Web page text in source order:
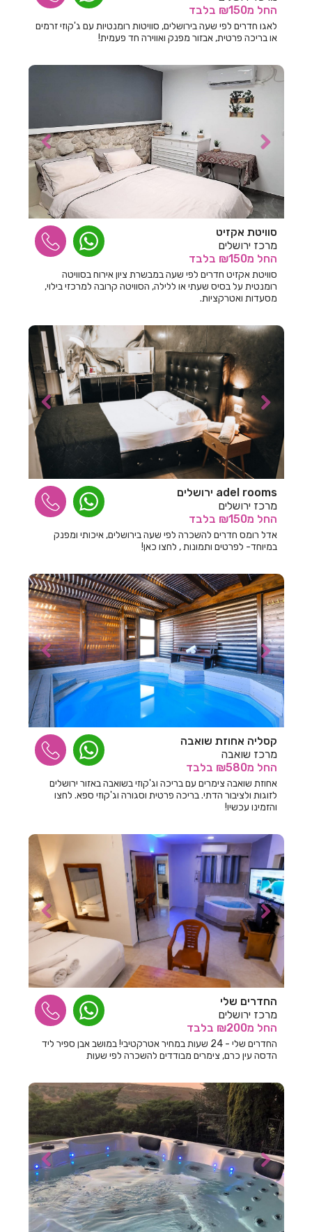
חדרים לפי שעה בכפר יונה
חדרים לפי שעה בכפר סבא
חדרים לפי שעה בכפר קיש
חדרים לפי שעה בכפר שמאי
חדרים לפי שעה בכפר תבור
חדרים לפי שעה בכרכום
חדרים לפי שעה בכרם מהרל
חדרים לפי שעה בכרמי יוסף
חדרים לפי שעה בכרמיאל
חדרים לפי שעה בלוטם
חדרים לפי שעה בלימן
חדרים לפי שעה בלפיד
חדרים לפי שעה בלפידות
חדרים לפי שעה במבוא ביתר
חדרים לפי שעה במבשרת ציון
חדרים לפי שעה במגדים
חדרים לפי שעה במגדל
חדרים לפי שעה במגדל העמק
חדרים לפי שעה במגידו
חדרים לפי שעה במגן שאול
חדרים לפי שעה במדרך עוז
חדרים לפי שעה במודיעין
חדרים לפי שעה במושב אדירים
חדרים לפי שעה במושב אומן
חדרים לפי שעה במושב הודיה
חדרים לפי שעה במושב היוגב
חדרים לפי שעה במושב זכריה
חדרים לפי שעה במושב מיטב
חדרים לפי שעה במושב נועם
חדרים לפי שעה במושב פתחיה
חדרים לפי שעה במושב רחוב
חדרים לפי שעה במזכרת בתיה
חדרים לפי שעה במטולה
חדרים לפי שעה במיתר
חדרים לפי שעה במנות
חדרים לפי שעה במנחמיה
חדרים לפי שעה במסד
חדרים לפי שעה במסילת ציון
חדרים לפי שעה במסלול
חדרים לפי שעה במעונה
חדרים לפי שעה במעיליא
חדרים לפי שעה במעלה אדומים
חדרים לפי שעה במעלה גמלא
החל מ₪150 בלבד
לאגו חדרים לפי שעה בירושלים, סוויטות רומנטיות עם ג'קוזי זרמים
או בריכה פרטית, אבזור מפנק ואווירה חד פעמית!
סוויטת אקזיט
מרכז ירושלים
החל מ₪150 בלבד
סוויטת אקזיט חדרים לפי שעה במבשרת ציון אירוח בסוויטה
רומנטית על בסיס שעתי או ללילה, הסוויטה קרובה למרכזי בילוי,
מסעדות ואטרקציות.
adel rooms ירושלים
מרכז ירושלים
החל מ₪150 בלבד
אדל רומס חדרים להשכרה לפי שעה בירושלים, איכותי ומפנק
במיוחד- לפרטים ותמונות , לחצו כאן!
קסליה אחוזת שואבה
מרכז שואבה
החל מ₪580 בלבד
אחוזת שואבה צימרים עם בריכה וג'קוזי בשואבה באזור ירושלים
לזוגות ולציבור הדתי. בריכה פרטית וסגורה וג'קוזי ספא. לחצו
והזמינו עכשיו!
החדרים שלי
מרכז ירושלים
החל מ₪200 בלבד
החדרים שלי - 24 שעות במחיר אטרקטיבי! במושב אבן ספיר ליד
הדסה עין כרם, צימרים מבודדים להשכרה לפי שעות